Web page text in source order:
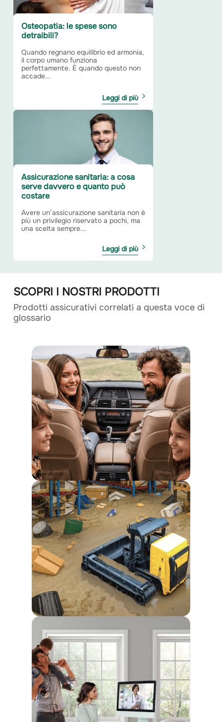
Osteopatia: le spese sono
detraibili?
Quando regnano equilibrio ed armonia,
il corpo umano funziona
perfettamente. È quando questo non
accade...
Leggi di più
Assicurazione sanitaria: a cosa
serve davvero e quanto può
costare
Avere un’assicurazione sanitaria non è
più un privilegio riservato a pochi, ma
una scelta sempre...
Leggi di più
SCOPRI I NOSTRI PRODOTTI
Prodotti assicurativi correlati a questa voce di
glossario